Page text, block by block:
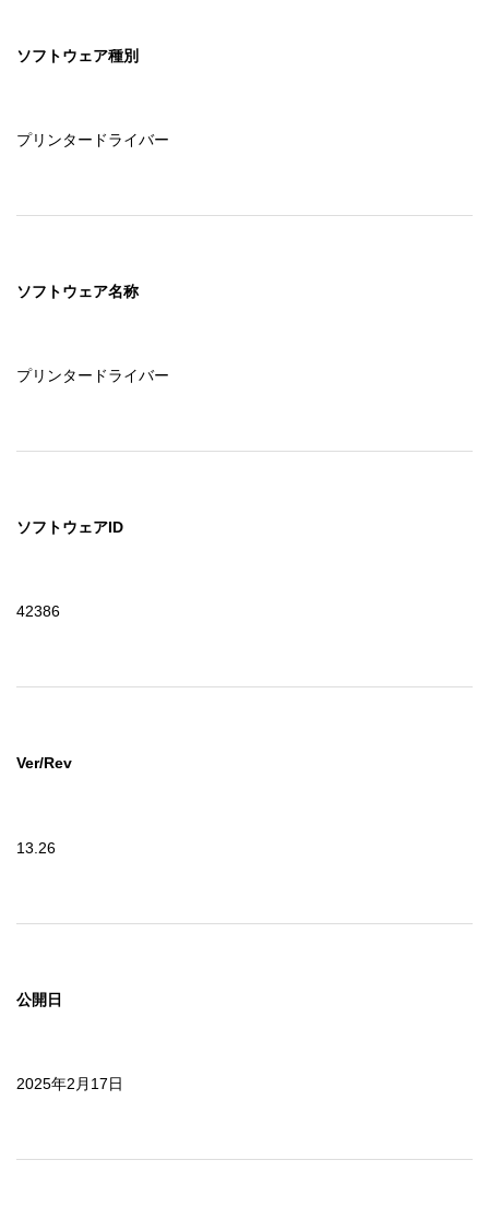
セイコーエプソン株式会社に帰属します。
ソフトウェア種別
プリンタードライバー
ソフトウェア名称
プリンタードライバー
ソフトウェアID
42386
Ver/Rev
13.26
公開日
2025年2月17日